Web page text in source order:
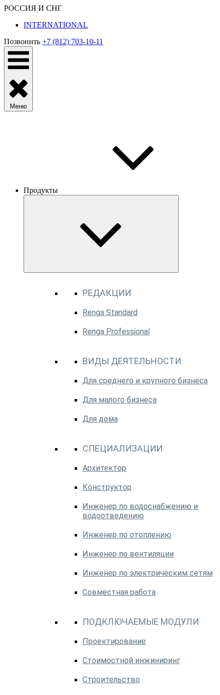
РОССИЯ И СНГ
INTERNATIONAL
Позвонить +7 (812) 703-10-11
Меню
Продукты
РЕДАКЦИИ
Renga Standard
Renga Professional
ВИДЫ ДЕЯТЕЛЬНОСТИ
Для среднего и крупного бизнеса
Для малого бизнеса
Для дома
СПЕЦИАЛИЗАЦИИ
Архитектор
Конструктор
Инженер по водоснабжению и
водоотведению
Инженер по отоплению
Инженер по вентиляции
Инженер по электрическим сетям
Совместная работа
ПОДКЛЮЧАЕМЫЕ МОДУЛИ
Проектирование
Стоимостной инжиниринг
Строительство